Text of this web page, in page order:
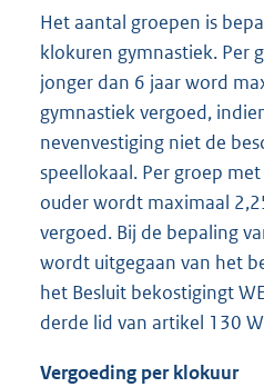
Het aantal groepen is
klokuren gymnastiek. Per
jonger dan 6 jaar word
gymnastiek vergoed,
nevenvestiging niet de
speellokaal. Per groep
ouder wordt maximaal
vergoed. Bij de bepaling
wordt uitgegaan van het
het Besluit bekostigingt
derde lid van artikel 130
Vergoeding per klokuur